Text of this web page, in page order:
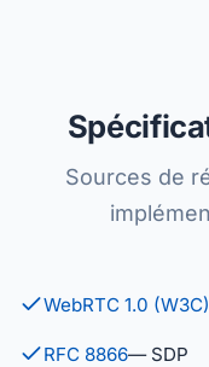
Sources de
WebRTC 1.0 (W3C)
RFC 8866— SDP